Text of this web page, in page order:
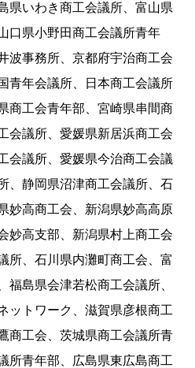
県いわき商工会議所、富山県
口県小野田商工会議所青年
波事務所、京都府宇治商工会
年会議所、日本商工会議所
商工会青年部、宮崎県串間商
会議所、愛媛県新居浜商工会
会議所、愛媛県今治商工会議
、静岡県沼津商工会議所、石
妙高商工会、新潟県妙高高原
妙高支部、新潟県村上商工会
所、石川県内灘町商工会、富
福島県会津若松商工会議所、
ットワーク、滋賀県彦根商工
商工会、茨城県商工会議所青
所青年部、広島県東広島商工